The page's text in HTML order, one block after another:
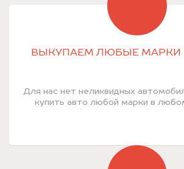
ВЫКУПАЕМ ЛЮБЫЕ МАРКИ
Для нас нет неликвидных
купить авто любой марки в